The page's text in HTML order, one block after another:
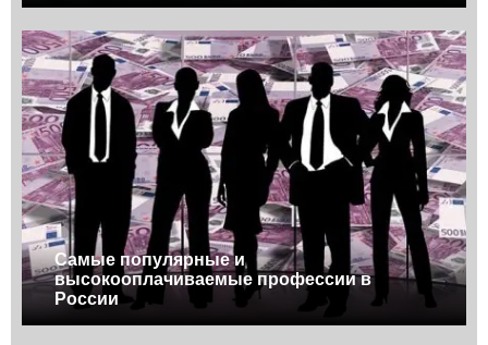
Самые популярные и
высокооплачиваемые профессии в
России